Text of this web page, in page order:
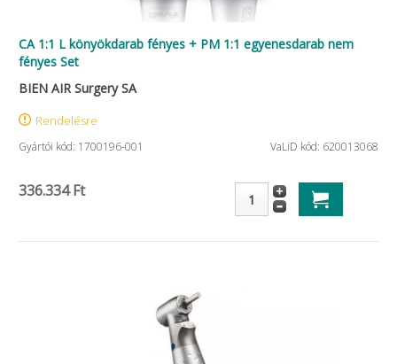
CA 1:1 L könyökdarab fényes + PM 1:1 egyenesdarab nem
fényes Set
BIEN AIR Surgery SA
Rendelésre
Gyártói kód: 1700196-001 VaLiD kód: 620013068
336.334 Ft